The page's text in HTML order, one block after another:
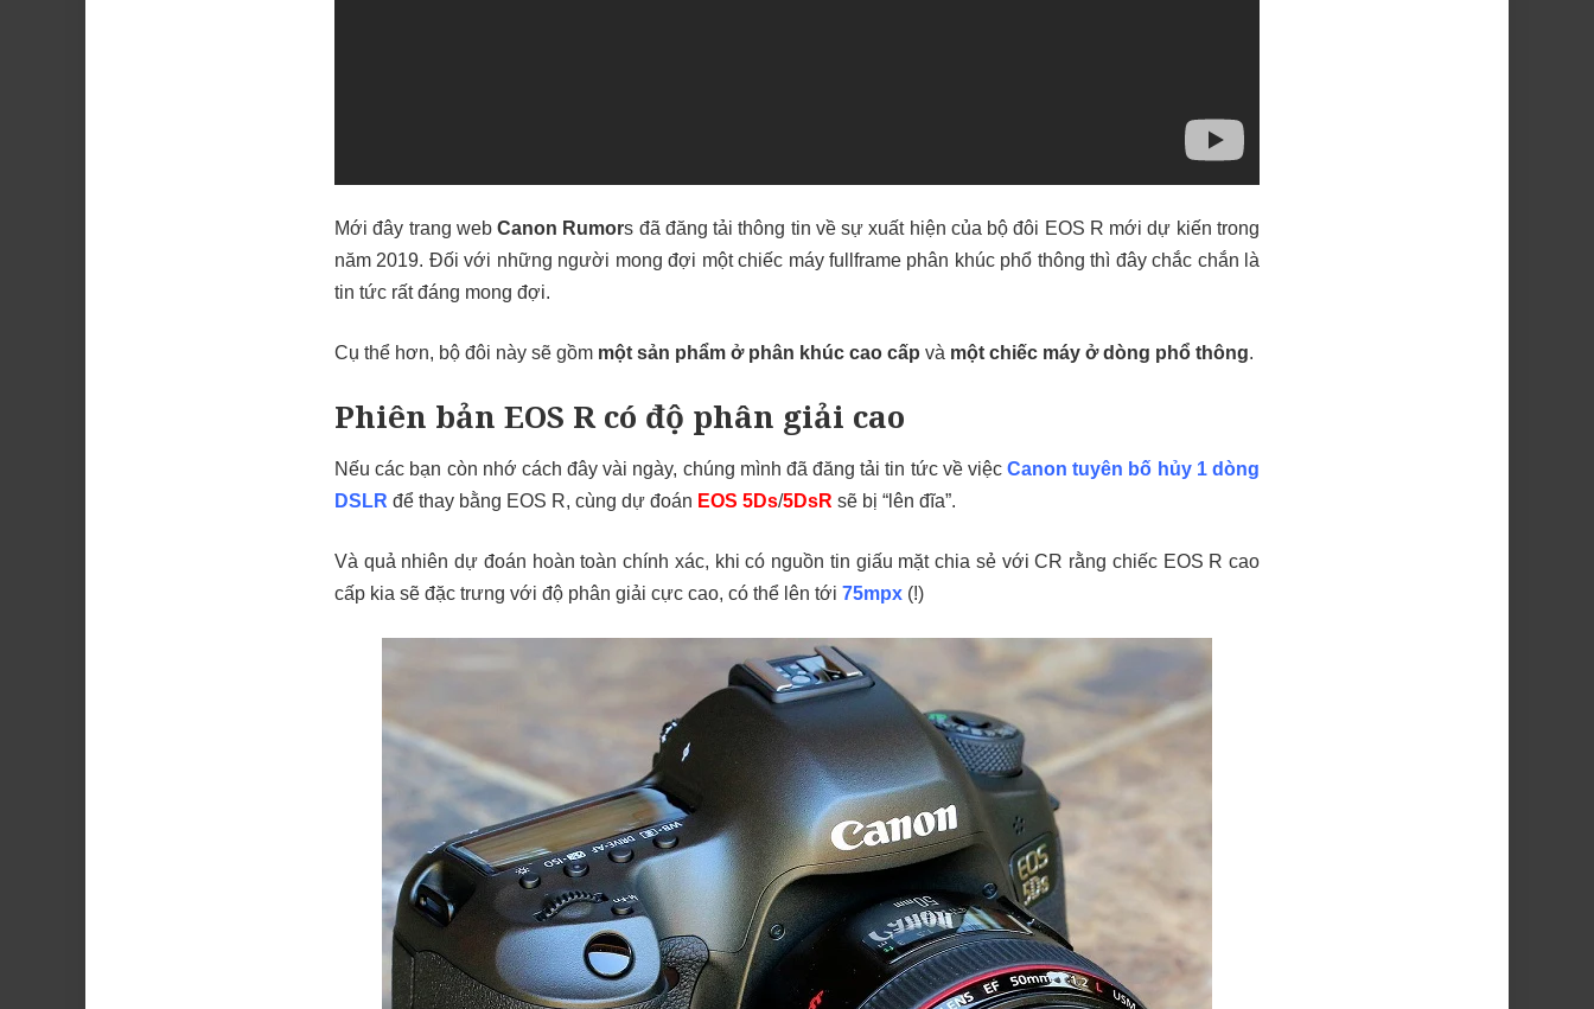
Mới đây trang webCanon Rumors đã đăng tải thông tin về sự xuất hiện của bộ đôi EOS R mới dự kiến trong
năm 2019. Đối với những người mong đợi một chiếc máy fullframe phân khúc phổ thông thì đây chắc chắn là
tin tức rất đáng mong đợi.
Cụ thể hơn, bộ đôi này sẽ gồm một sản phẩm ở phân khúc cao cấp và một chiếc máy ở dòng phổ thông.
Phiên bản EOS R có độ phân giải cao
Nếu các bạn còn nhớ cách đây vài ngày, chúng mình đã đăng tải tin tức về việcCanon tuyên bố hủy 1 dòng
DSLR để thay bằng EOS R, cùng dự đoán EOS 5Ds/5DsR sẽ bị “lên đĩa”.
Và quả nhiên dự đoán hoàn toàn chính xác, khi có nguồn tin giấu mặt chia sẻ với CR rằng chiếc EOS R cao
cấp kia sẽ đặc trưng với độ phân giải cực cao, có thể lên tới 75mpx (!)